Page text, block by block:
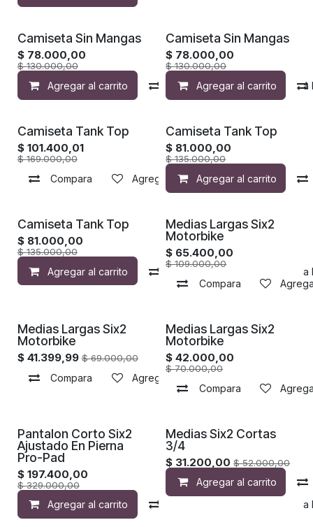
Camiseta Sin Mangas
$ 78.000,00
$130.000,00
Agregar al carrito Compara Agregar a la
Camiseta Sin Mangas
$ 78.000,00
$130.000,00
Agregar al carrito
Camiseta Tank Top
$ 101.400,01
$169.000,00
Compara Agregar a la lista de deseos
Camiseta Tank Top
$ 81.000,00
$135.000,00
Agregar al carrito
Camiseta Tank Top
$ 81.000,00
$135.000,00
Agregar al carrito Compara Agregar a
Medias Largas Six2
Motorbike
$ 65.400,00
$109.000,00
Compara
Medias Largas Six2
Motorbike
$ 41.399,99 $69.000,00
Compara Agregar a la lista de deseos
Medias Largas Six2
Motorbike
$42.000,00
$70.000,00
Compara
Pantalon Corto Six2
Ajustado En Pierna
Pro-Pad
$ 197.400,00
$329.000,00
Agregar al carrito Agregar a
Medias Six2 Cortas
3/4
$ 31.200,00 $52.000,00
Agregar al carrito